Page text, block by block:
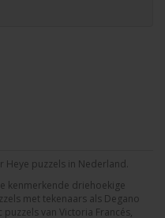
Heye puzzels in Nederland.
kenmerkende driehoekige
met tekenaars als Degano
van Victoria Francés,